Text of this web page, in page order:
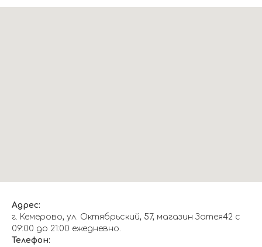
Адрес:
г. Кемерово, ул. Октябрьский, 57, магазин Затея42 с
09:00 до 21:00 ежедневно.
Телефон: